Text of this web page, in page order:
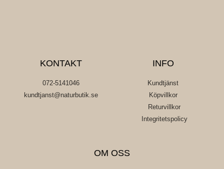
KONTAKT
072-5141046
kundtjanst@naturbutik.se
INFO
Kundtjänst
Köpvillkor
Returvillkor
Integritetspolicy
OM OSS